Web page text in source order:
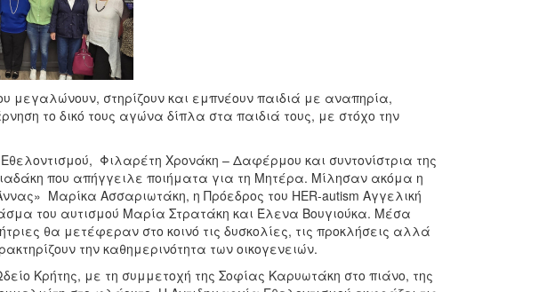
μεγαλώνουν, στηρίζουν και εμπνέουν παιδιά με αναπηρία,
το δικό τους αγώνα δίπλα στα παιδιά τους, με στόχο την
Φιλαρέτη Χρονάκη – Δαφέρμου και συντονίστρια της
που απήγγειλε ποιήματα για τη Μητέρα. Μίλησαν ακόμα η
Μαρίκα Ασσαριωτάκη, η Πρόεδρος του HER-autism Αγγελική
του αυτισμού Μαρία Στρατάκη και Έλενα Βουγιούκα. Μέσα
θα μετέφεραν στο κοινό τις δυσκολίες, τις προκλήσεις αλλά
την καθημερινότητα των οικογενειών.
Κρήτης, με τη συμμετοχή της Σοφίας Καρυωτάκη στο πιάνο, της